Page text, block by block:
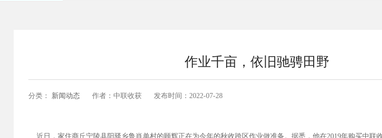
作业千亩，依旧驰骋田野
分类： 新闻动态 作者：中联收获 发布时间： 2022-07-28
近日，家住商丘宁陵县阳驿乡鲁肖单村的顾辉正在为今年的秋收跨区作业做准备。据悉，他在2019年购买中联